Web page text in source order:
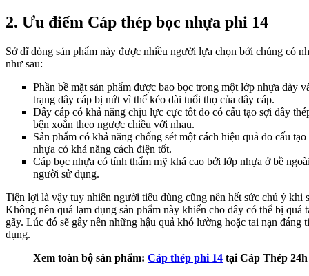
2. Ưu điểm Cáp thép bọc nhựa phi 14
Sở dĩ dòng sản phẩm này được nhiều người lựa chọn bởi chúng có
như sau:
Phần bề mặt sản phẩm được bao bọc trong một lớp nhựa dày
trạng dây cáp bị nứt vì thế kéo dài tuổi thọ của dây cáp.
Dây cáp có khả năng chịu lực cực tốt do có cấu tạo sợi dây
bện xoắn theo ngược chiều với nhau.
Sản phẩm có khả năng chống sét một cách hiệu quả do cấu
nhựa có khả năng cách điện tốt.
Cáp bọc nhựa có tính thẩm mỹ khá cao bởi lớp nhựa ở bề
người sử dụng.
Tiện lợi là vậy tuy nhiên người tiêu dùng cũng nên hết sức chú ý khi
Không nên quá lạm dụng sản phẩm này khiến cho dây có thể bị quá
gãy. Lúc đó sẽ gây nên những hậu quả khó lường hoặc tai nạn đáng
dụng.
Xem toàn bộ sản phẩm: Cáp thép phi 14 tại Cáp Thép 24h